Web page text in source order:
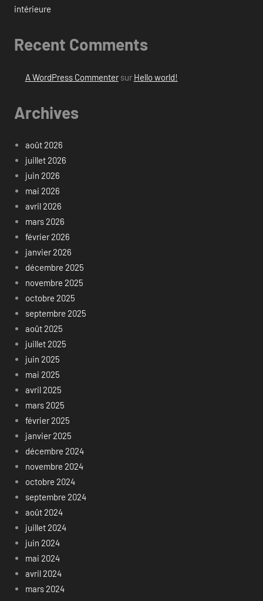
intérieure
Recent Comments
A WordPress Commentersur Hello world!
Archives
août 2026
juillet 2026
juin 2026
mai 2026
avril 2026
mars 2026
février 2026
janvier 2026
décembre 2025
novembre 2025
octobre 2025
septembre 2025
août 2025
juillet 2025
juin 2025
mai 2025
avril 2025
mars 2025
février 2025
janvier 2025
décembre 2024
novembre 2024
octobre 2024
septembre 2024
août 2024
juillet 2024
juin 2024
mai 2024
avril 2024
mars 2024